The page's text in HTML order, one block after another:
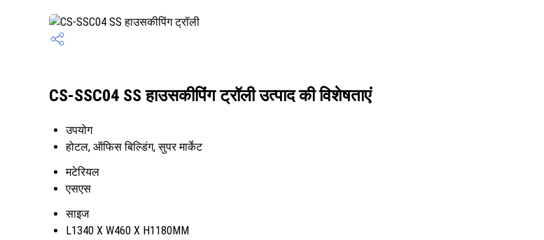
CS-SSC04 SS हाउसकीपिंग ट्रॉली उत्पाद की विशेषताएं
उपयोग
होटल, ऑफिस बिल्डिंग, सुपर मार्केट
मटेरियल
एसएस
साइज
L1340 X W460 X H1180MM